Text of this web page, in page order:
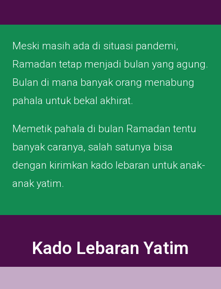
Meski masih ada di situasi pandemi,
Ramadan tetap menjadi bulan yang agung.
Bulan di mana banyak orang menabung
pahala untuk bekal akhirat.
Memetik pahala di bulan Ramadan tentu
banyak caranya, salah satunya bisa
dengan kirimkan kado lebaran untuk anak-
anak yatim.
Kado Lebaran Yatim